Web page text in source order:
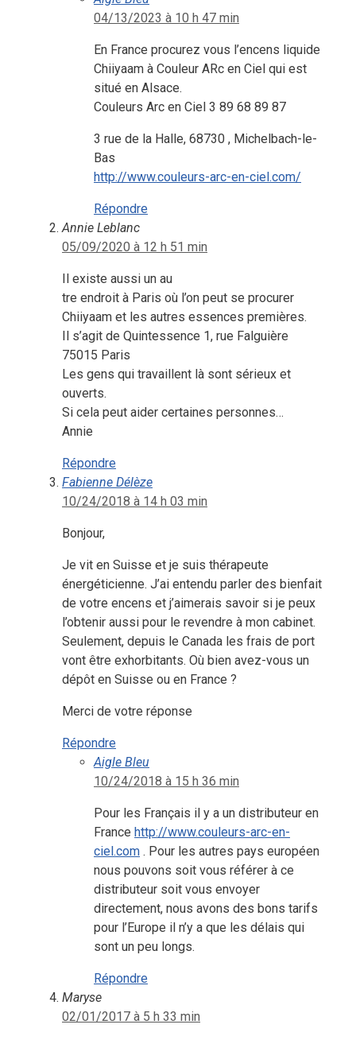
04/13/2023 à 10 h 47 min
En France procurez vous l’encens liquide
Chiiyaam à Couleur ARc en Ciel qui est
situé en Alsace.
Couleurs Arc en Ciel 3 89 68 89 87
3 rue de la Halle, 68730 , Michelbach-le-
Bas
http://www.couleurs-arc-en-ciel.com/
Répondre
Annie Leblanc
05/09/2020 à 12 h 51 min
Il existe aussi un au
tre endroit à Paris où l’on peut se procurer
Chiiyaam et les autres essences premières.
Il s’agit de Quintessence 1, rue Falguière
75015 Paris
Les gens qui travaillent là sont sérieux et
ouverts.
Si cela peut aider certaines personnes…
Annie
Répondre
Fabienne Délèze
10/24/2018 à 14 h 03 min
Bonjour,
Je vit en Suisse et je suis thérapeute
énergéticienne. J’ai entendu parler des bienfait
de votre encens et j’aimerais savoir si je peux
l’obtenir aussi pour le revendre à mon cabinet.
Seulement, depuis le Canada les frais de port
vont être exhorbitants. Où bien avez-vous un
dépôt en Suisse ou en France ?
Merci de votre réponse
Répondre
Aigle Bleu
10/24/2018 à 15 h 36 min
Pour les Français il y a un distributeur en
France http://www.couleurs-arc-en-
ciel.com . Pour les autres pays européen
nous pouvons soit vous référer à ce
distributeur soit vous envoyer
directement, nous avons des bons tarifs
pour l’Europe il n’y a que les délais qui
sont un peu longs.
Répondre
Maryse
02/01/2017 à 5 h 33 min